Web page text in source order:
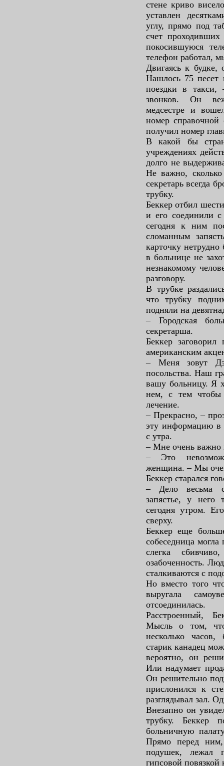
стене криво
уставлен
углу, прямо под
счет
покосившуюся
телефон работал,
Двигаясь к
Нашлось 75 песет
поездки в такси,
звонков. Он
медсестре и
номер справочной
получил номер
В какой бы
учреждениях
долго не
Не важно,
секретарь всегда
трубку.
Беккер отбил
и его соединили
сегодня к ним
сломанным
карточку
в больнице не
незнакомому
разговору.
В трубке
что трубку
подняли на
– Городская
секретарша.
Беккер
американским
– Меня зовут
посольства. Наш
вашу больницу. Я
нем, с тем чтобы
лечение.
– Прекрасно, –
эту информацию в
с утра.
– Мне очень важно
– Это
женщина. – Мы
Беккер старался
– Дело весьма
запястье, у
сегодня утром.
сверху.
Беккер еще
собеседница
слегка
озабоченность.
сталкиваются с
Но вместо того
выругала
отсоединилась.
Расстроенный,
Мысль о том, что
несколько
старик канадец
вероятно, он
Или надумает
Он решительно
прислонился к
разглядывал зал.
Внезапно он
трубку. Беккер
больничную
Прямо перед
подушек, лежал
гипсовой повязкой